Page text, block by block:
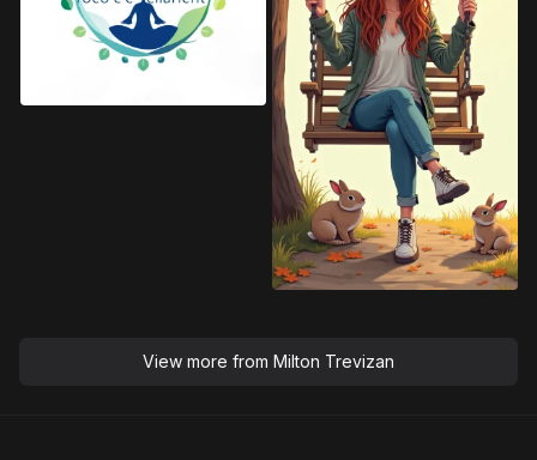
View more from Milton Trevizan